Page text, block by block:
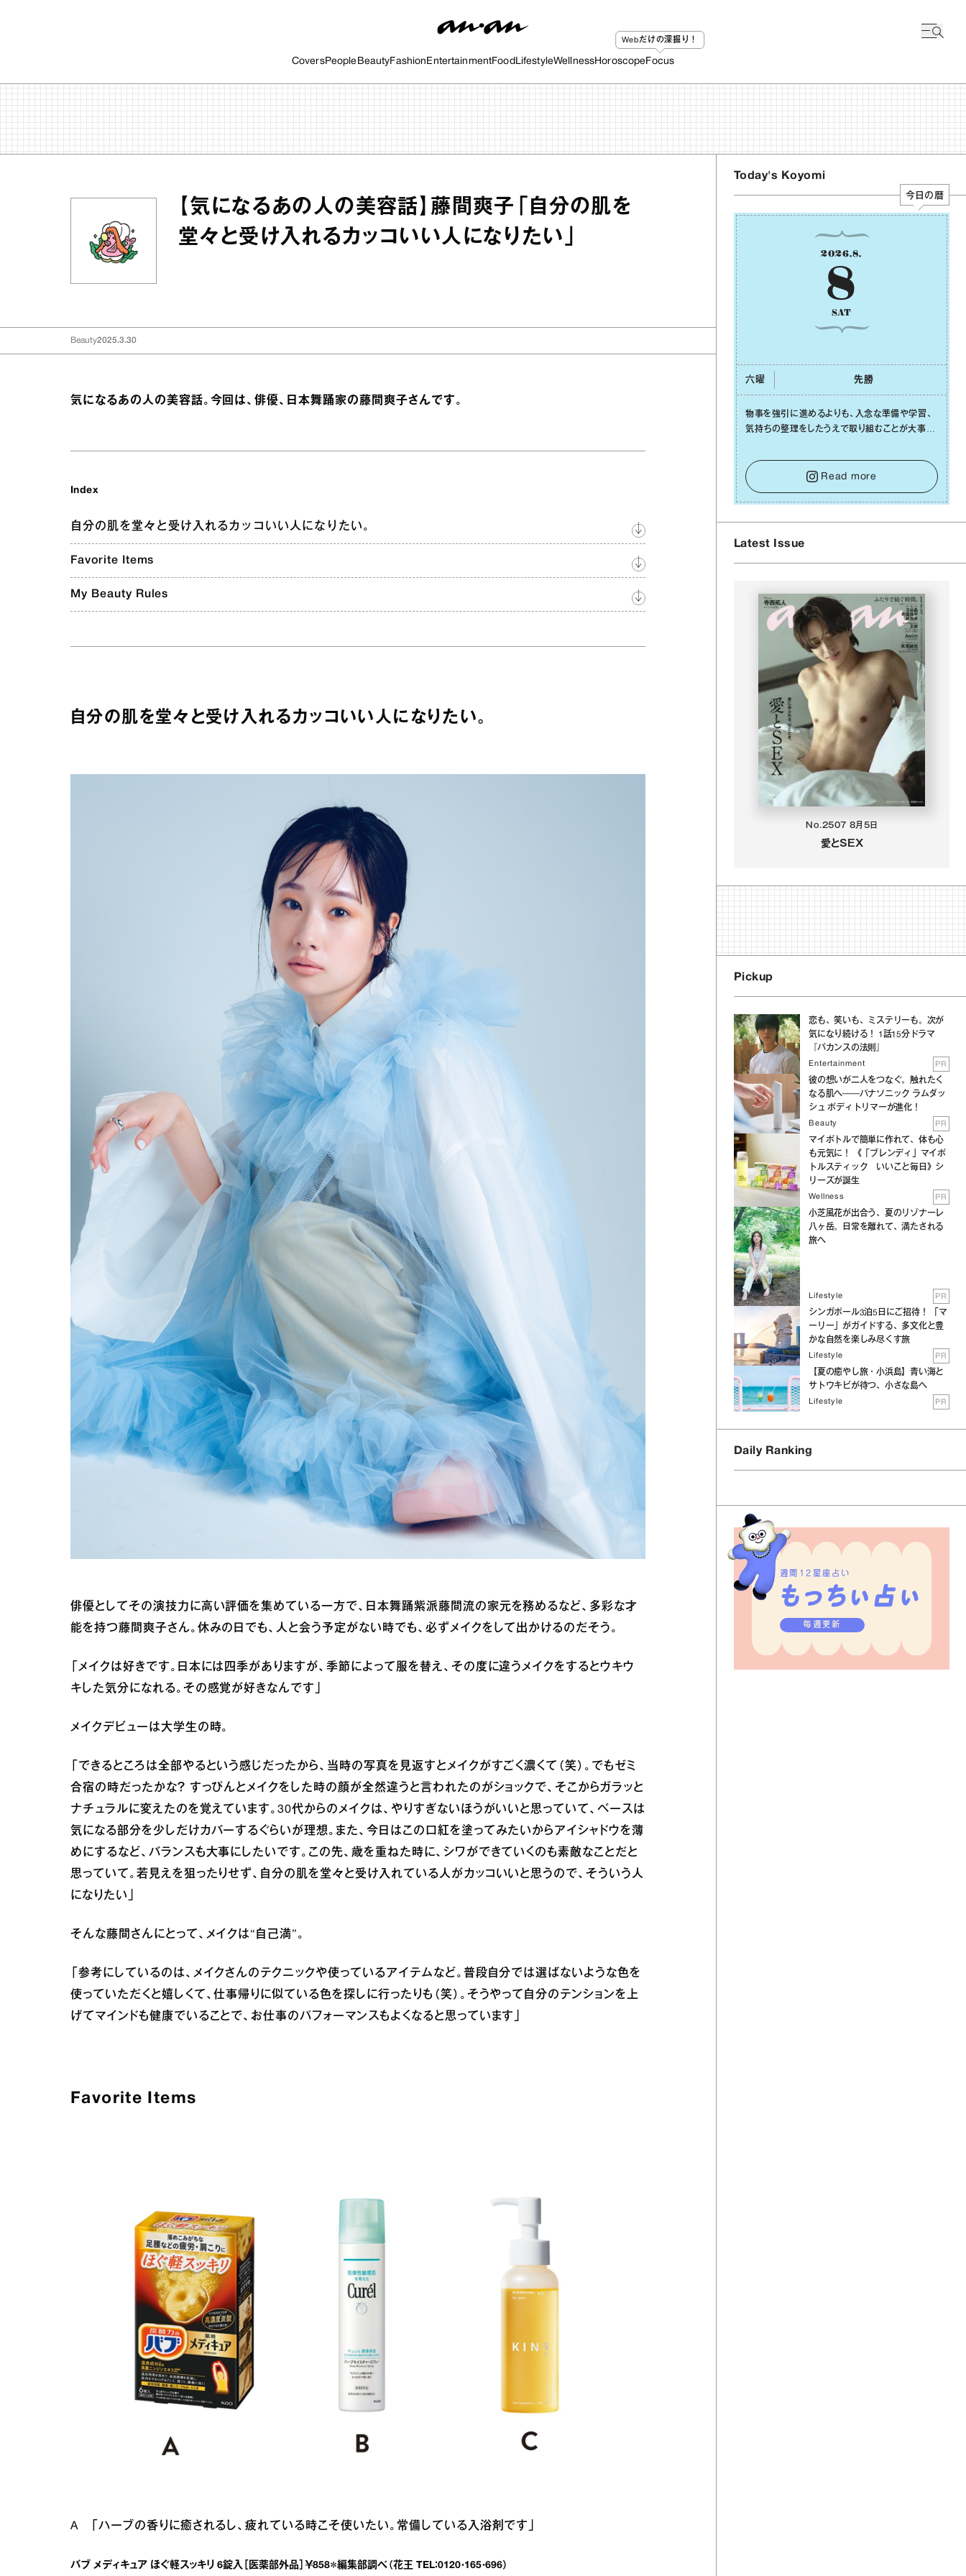
CoversPeople BeautyFashion EntertainmentFood LifestyleWellnessHoroscope
Webだけの深掘り！
Focus
【気になるあの人の美容話】藤間爽子「自分の肌を
堂々と受け入れるカッコいい人になりたい」
Beauty2025.3.30
気になるあの人の美容話。今回は、俳優、日本舞踊家の藤間爽子さんです。
Index
自分の肌を堂々と受け入れるカッコいい人になりたい。
Favorite Items
My Beauty Rules
自分の肌を堂々と受け入れるカッコいい人になりたい。
俳優としてその演技力に高い評価を集めている一方で、日本舞踊紫派藤間流の家元を務めるなど、多彩な才
能を持つ藤間爽子さん。休みの日でも、人と会う予定がない時でも、必ずメイクをして出かけるのだそう。
「メイクは好きです。日本には四季がありますが、季節によって服を替え、その度に違うメイクをするとウキウ
キした気分になれる。その感覚が好きなんです」
メイクデビューは大学生の時。
「できるところは全部やるという感じだったから、当時の写真を見返すとメイクがすごく濃くて（笑）。でもゼミ
合宿の時だったかな？ すっぴんとメイクをした時の顔が全然違うと言われたのがショックで、そこからガラッと
ナチュラルに変えたのを覚えています。30代からのメイクは、やりすぎないほうがいいと思っていて、ベースは
気になる部分を少しだけカバーするぐらいが理想。また、今日はこの口紅を塗ってみたいからアイシャドウを薄
めにするなど、バランスも大事にしたいです。この先、歳を重ねた時に、シワができていくのも素敵なことだと
思っていて。若見えを狙ったりせず、自分の肌を堂々と受け入れている人がカッコいいと思うので、そういう人
になりたい」
そんな藤間さんにとって、メイクは“自己満”。
「参考にしているのは、メイクさんのテクニックや使っているアイテムなど。普段自分では選ばないような色を
使っていただくと嬉しくて、仕事帰りに似ている色を探しに行ったりも（笑）。そうやって自分のテンションを上
げてマインドも健康でいることで、お仕事のパフォーマンスもよくなると思っています」
Favorite Items
A 「ハーブの香りに癒されるし、疲れている時こそ使いたい。常備している入浴剤です」
バブ メディキュア ほぐ軽スッキリ 6錠入［医薬部外品］￥858＊編集部調べ（花王 TEL：0120・165・696）
Today's Koyomi
今日の暦
2026.8.
8
SAT
六曜 先勝
物事を強引に進めるよりも、⼊念な準備や学習、
気持ちの整理をしたうえで取り組むことが⼤事な
も焦らないで。意思を伝える⼯夫をしたり、あなた
⾃⾝や疲れていそうな⼈をいたわることに時間を
使いましょう。ここでしっかりとエネルギーを蓄
え、困難を乗り越える⼒に変えましょう。
Read more
Latest Issue
No.2507 8月5日
愛とSEX
Pickup
恋も、笑いも、ミステリーも。次が
気になり続ける！ 1話15分ドラマ
『バカンスの法則』
Entertainment PR
彼の想いが二人をつなぐ。触れたく
なる肌へ──パナソニック ラムダッ
シュ ボディトリマーが進化！
Beauty PR
マイボトルで簡単に作れて、体も心
も元気に！ 《「ブレンディ」マイボ
トルスティック いいこと毎日》シ
リーズが誕生
Wellness PR
小芝風花が出合う、夏のリゾナーレ
八ヶ岳。日常を離れて、満たされる
旅へ
Lifestyle PR
シンガポール3泊5日にご招待！ 「マ
ーリー」がガイドする、多文化と豊
かな自然を楽しみ尽くす旅
Lifestyle PR
【夏の癒やし旅・小浜島】青い海と
サトウキビが待つ、小さな島へ
Lifestyle PR
Daily Ranking
週間12星座占い
毎週更新